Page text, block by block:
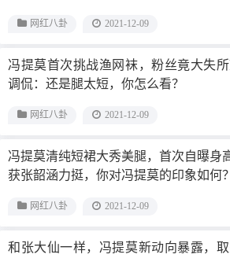
网红八卦 2021-12-09
冯提莫首次挑战渔网袜，粉丝竟大失
调侃：还是腿太短，你怎么看？
网红八卦 2021-12-09
冯提莫清纯短裙大秀美腿，首次自曝身高
获张韶涵力挺，你对冯提莫的印象如何？
网红八卦 2021-12-09
和张大仙一样，冯提莫新动向暴露，取